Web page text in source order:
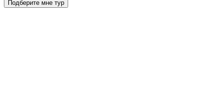
Подберите мне тур